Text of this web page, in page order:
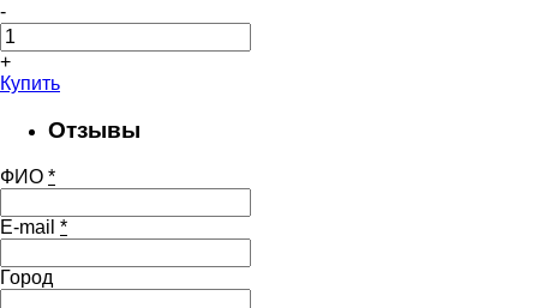
-
+
Купить
Отзывы
ФИО *
E-mail *
Город